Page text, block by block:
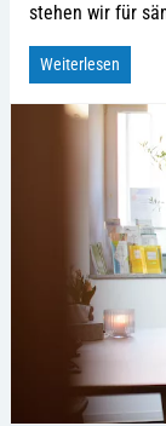
stehen wir für
Weiterlesen